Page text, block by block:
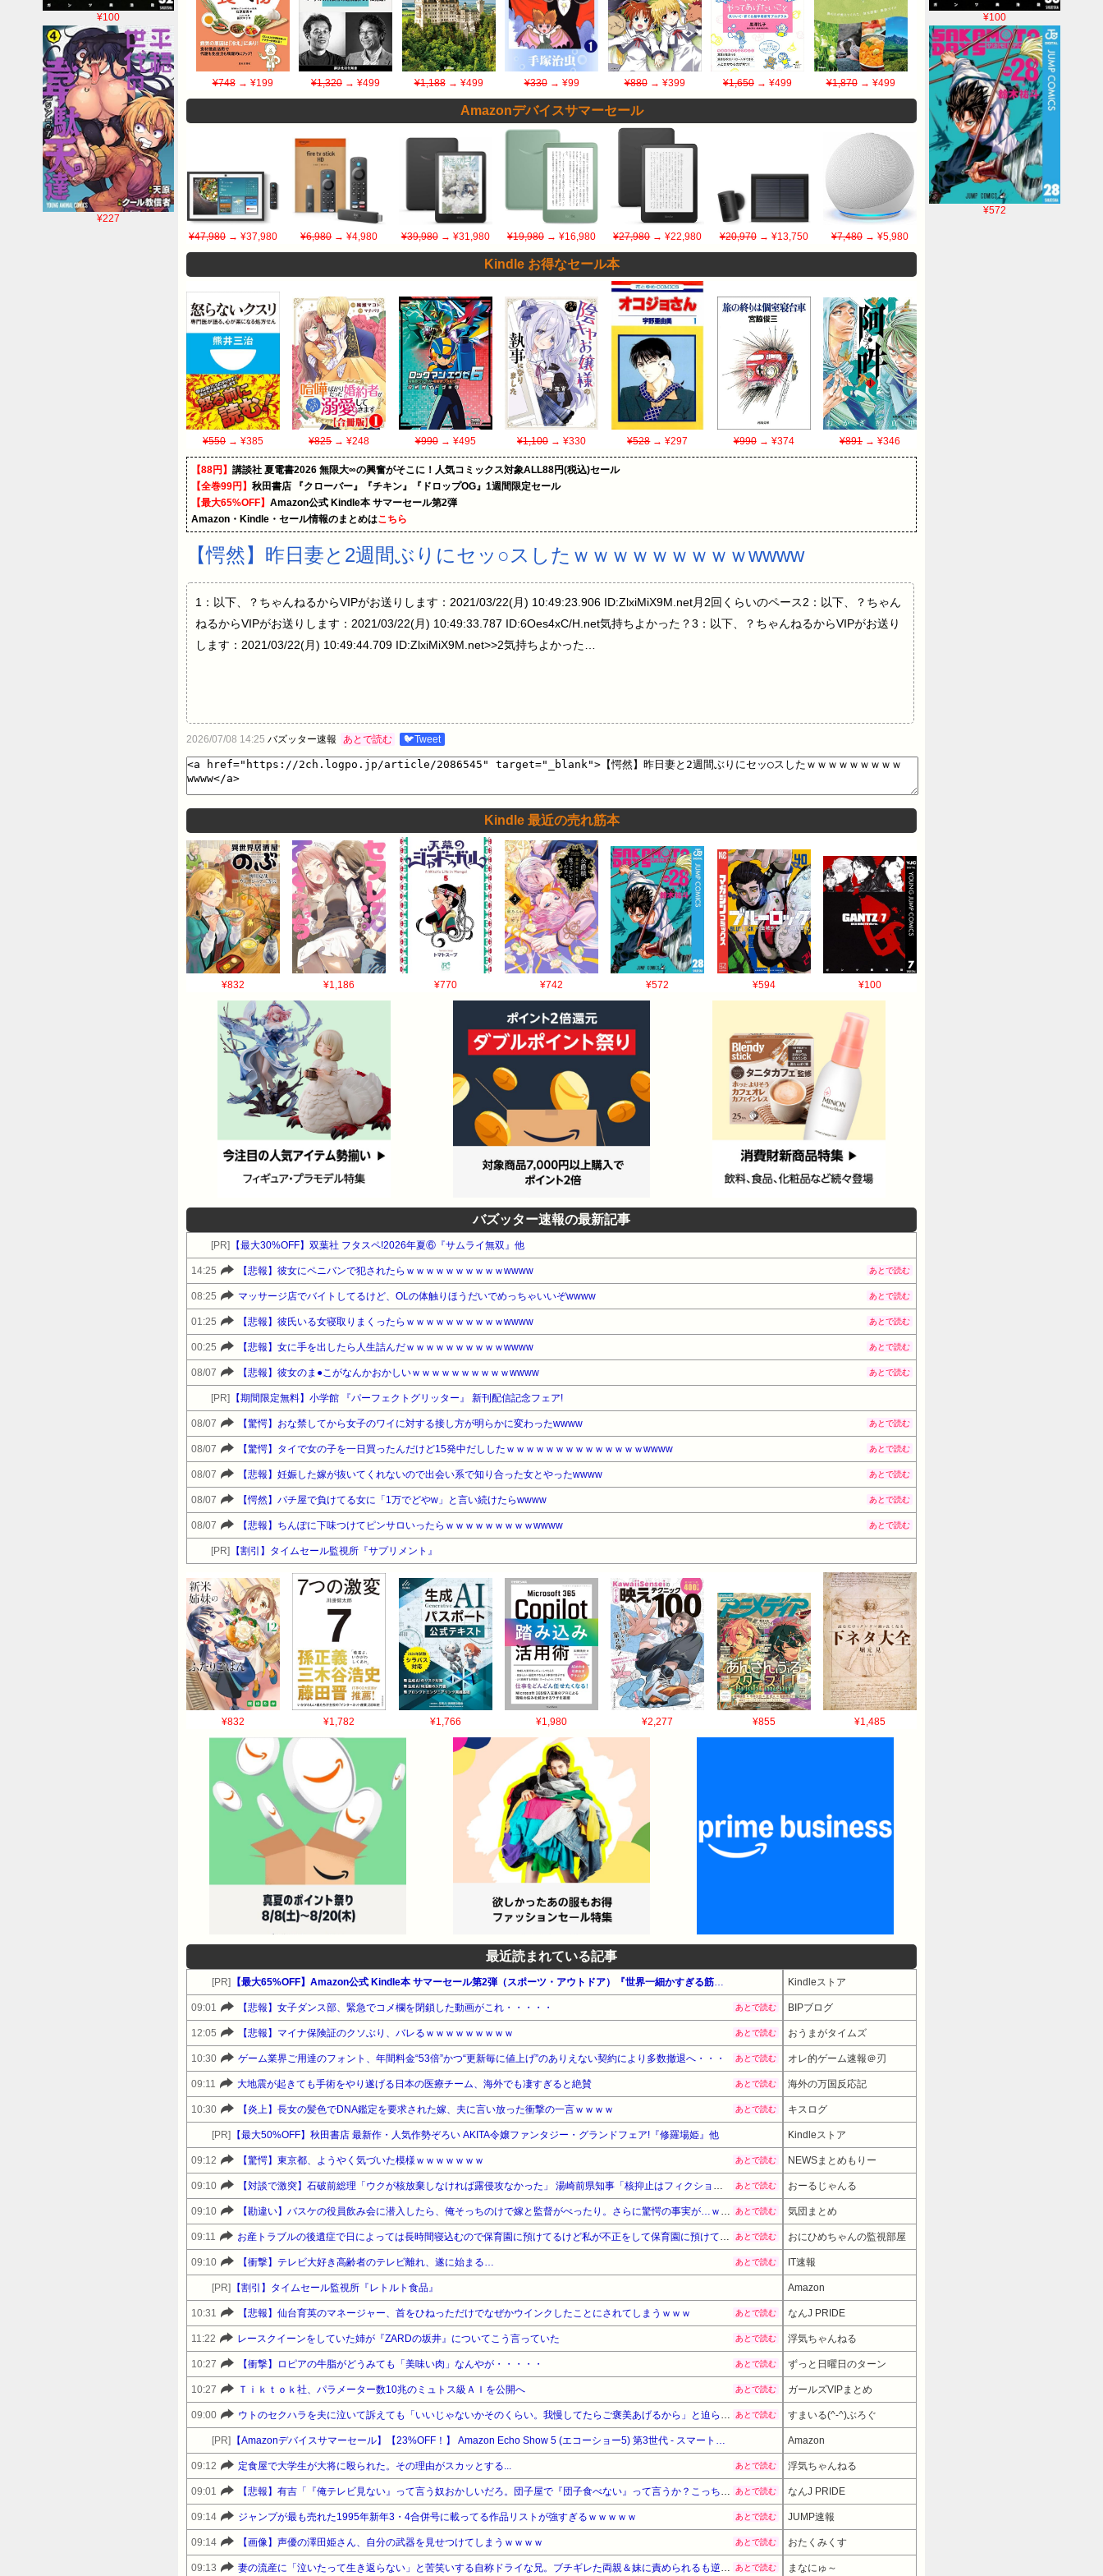
¥100
¥572
¥100
¥227
¥748→ ¥199 ¥1,320 → ¥499 ¥1,188→ ¥499 ¥330→ ¥99 ¥880→ ¥399 ¥1,650 → ¥499 ¥1,870→ ¥499
Amazonデバイスサマーセール
¥47,980 → ¥37,980 ¥6,980→ ¥4,980 ¥39,980→ ¥31,980 ¥19,980→ ¥16,980 ¥27,980→ ¥22,980 ¥20,970→ ¥13,750 ¥7,480→ ¥5,980
Kindle お得なセール本
¥550 → ¥385 ¥825→ ¥248 ¥990→ ¥495 ¥1,100→ ¥330 ¥528→ ¥297 ¥990→ ¥374 ¥891→ ¥346
【88円】 講談社 夏電書2026 無限大∞の興奮がそこに！人気コミックス対象ALL88円(税込)セール
【全巻99円】 秋田書店 『クローバー』『チキン』『ドロップOG』1週間限定セール
【最大65%OFF】 Amazon公式 Kindle本 サマーセール第2弾
Amazon・Kindle・セール情報のまとめはこちら
【愕然】昨日妻と2週間ぶりにセッ○スしたｗｗｗｗｗｗｗｗｗwwww
1：以下、？ちゃんねるからVIPがお送りします：2021/03/22(月) 10:49:23.906 ID:ZlxiMiX9M.net月2回くらいのペース2：以下、？ちゃん
ねるからVIPがお送りします：2021/03/22(月) 10:49:33.787 ID:6Oes4xC/H.net気持ちよかった？3：以下、？ちゃんねるからVIPがお送り
します：2021/03/22(月) 10:49:44.709 ID:ZlxiMiX9M.net>>2気持ちよかった…
2026/07/08 14:25 バズッター速報 あとで読む 🐦Tweet
Kindle 最近の売れ筋本
¥832 ¥1,186 ¥770 ¥742 ¥572 ¥594 ¥100
バズッター速報の最新記事
[PR] 【最大30%OFF】双葉社 フタスペ!2026年夏⑥『サムライ無双』他
14:25 【悲報】彼女にペニバンで犯されたらｗｗｗｗｗｗｗｗｗｗwwww あとで読む
08:25 マッサージ店でバイトしてるけど、OLの体触りほうだいでめっちゃいいぞwwww あとで読む
01:25 【悲報】彼氏いる女寝取りまくったらｗｗｗｗｗｗｗｗｗｗwwww あとで読む
00:25 【悲報】女に手を出したら人生詰んだｗｗｗｗｗｗｗｗｗｗwwww あとで読む
08/07 【悲報】彼女のま●こがなんかおかしいｗｗｗｗｗｗｗｗｗｗwwww あとで読む
[PR] 【期間限定無料】小学館 『パーフェクトグリッター』 新刊配信記念フェア!
08/07 【驚愕】おな禁してから女子のワイに対する接し方が明らかに変わったwwww あとで読む
08/07 【驚愕】タイで女の子を一日買ったんだけど15発中だししたｗｗｗｗｗｗｗｗｗｗｗｗｗｗwwww あとで読む
08/07 【悲報】妊娠した嫁が抜いてくれないので出会い系で知り合った女とやったwwww あとで読む
08/07 【愕然】パチ屋で負けてる女に「1万でどやw」と言い続けたらwwww あとで読む
08/07 【悲報】ちんぽに下味つけてピンサロいったらｗｗｗｗｗｗｗｗｗwwww あとで読む
[PR] 【割引】タイムセール監視所『サプリメント』
¥832 ¥1,782 ¥1,766 ¥1,980 ¥2,277 ¥855 ¥1,485
最近読まれている記事
[PR] 【最大65%OFF】Amazon公式 Kindle本 サマーセール第2弾（スポーツ・アウトドア）『世界一細かすぎる筋トレ図鑑』他 Kindleストア
09:01 【悲報】女子ダンス部、緊急でコメ欄を閉鎖した動画がこれ・・・・・ あとで読む BIPブログ
12:05 【悲報】マイナ保険証のクソぶり、バレるｗｗｗｗｗｗｗｗｗ あとで読む おうまがタイムズ
10:30 ゲーム業界ご用達のフォント、年間料金“53倍”かつ“更新毎に値上げ”のありえない契約により多数撤退へ・・・ あとで読む オレ的ゲーム速報＠刃
09:11 大地震が起きても手術をやり遂げる日本の医療チーム、海外でも凄すぎると絶賛 あとで読む 海外の万国反応記
10:30 【炎上】長女の髪色でDNA鑑定を要求された嫁、夫に言い放った衝撃の一言ｗｗｗｗ あとで読む キスログ
[PR] 【最大50%OFF】秋田書店 最新作・人気作勢ぞろい AKITA令嬢ファンタジー・グランドフェア!『修羅場姫』他 Kindleストア
09:12 【驚愕】東京都、ようやく気づいた模様ｗｗｗｗｗｗｗ あとで読む NEWSまとめもりー
09:10 【対談で激突】石破前総理「ウクが核放棄しなければ露侵攻なかった」 湯崎前県知事「核抑止はフィクション」 あとで読む おーるじゃんる
09:10 【勘違い】バスケの役員飲み会に潜入したら、俺そっちのけで嫁と監督がべったり。さらに驚愕の事実が…ｗｗｗ あとで読む 気団まとめ
09:11 お産トラブルの後遺症で日によっては長時間寝込むので保育園に預けてるけど私が不正をして保育園に預けてると思い込んでいるママ達がうざったい あとで読む おにひめちゃんの監視部屋
09:10 【衝撃】テレビ大好き高齢者のテレビ離れ、遂に始まる… あとで読む IT速報
[PR] 【割引】タイムセール監視所『レトルト食品』 Amazon
10:31 【悲報】仙台育英のマネージャー、首をひねっただけでなぜかウインクしたことにされてしまうｗｗｗ あとで読む なんJ PRIDE
11:22 レースクイーンをしていた姉が『ZARDの坂井』についてこう言っていた あとで読む 浮気ちゃんねる
10:27 【衝撃】ロピアの牛脂がどうみても「美味い肉」なんやが・・・・・ あとで読む ずっと日曜日のターン
10:27 Ｔｉｋｔｏｋ社、パラメーター数10兆のミュトス級ＡＩを公開へ あとで読む ガールズVIPまとめ
09:00 ウトのセクハラを夫に泣いて訴えても「いいじゃないかそのくらい。我慢してたらご褒美あげるから」と迫られた。夫が気持ち悪くて悲鳴をあげたら「うるさい」とグーで殴られた あとで読む すまいる(^-^)ぶろぐ
[PR] 【Amazonデバイスサマーセール】【23%OFF！】 Amazon Echo Show 5 (エコーショー5) 第3世代 - スマートディスプレイ with Alexa、2メガピクセルカメラ付き、グレーシャーホワイト Amazon
09:12 定食屋で大学生が大将に殴られた。その理由がスカッとする... あとで読む 浮気ちゃんねる
09:01 【悲報】有吉「『俺テレビ見ない』って言う奴おかしいだろ。団子屋で『団子食べない』って言うか？こっちは芸人だぞ」 あとで読む なんJ PRIDE
09:14 ジャンプが最も売れた1995年新年3・4合併号に載ってる作品リストが強すぎるｗｗｗｗｗ あとで読む JUMP速報
09:14 【画像】声優の澤田姫さん、自分の武器を見せつけてしまうｗｗｗｗ あとで読む おたくみくす
09:13 妻の流産に「泣いたって生き返らない」と苦笑いする自称ドライな兄。ブチギレた両親＆妹に責められるも逆上した兄の悲惨すぎる現在←淡々としてるんじゃなくて単なる冷血漢 あとで読む まなにゅ～